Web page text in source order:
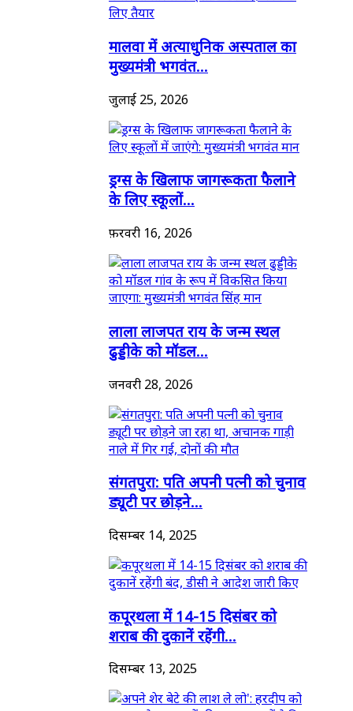
मालवा में अत्याधुनिक अस्पताल का
मुख्यमंत्री भगवंत...
जुलाई 25, 2026
ड्रग्स के खिलाफ जागरूकता फैलाने
के लिए स्कूलों...
फ़रवरी 16, 2026
लाला लाजपत राय के जन्म स्थल
ढुड्डीके को मॉडल...
जनवरी 28, 2026
संगतपुरा: पति अपनी पत्नी को चुनाव
ड्यूटी पर छोड़ने...
दिसम्बर 14, 2025
कपूरथला में 14-15 दिसंबर को
शराब की दुकानें रहेंगी...
दिसम्बर 13, 2025